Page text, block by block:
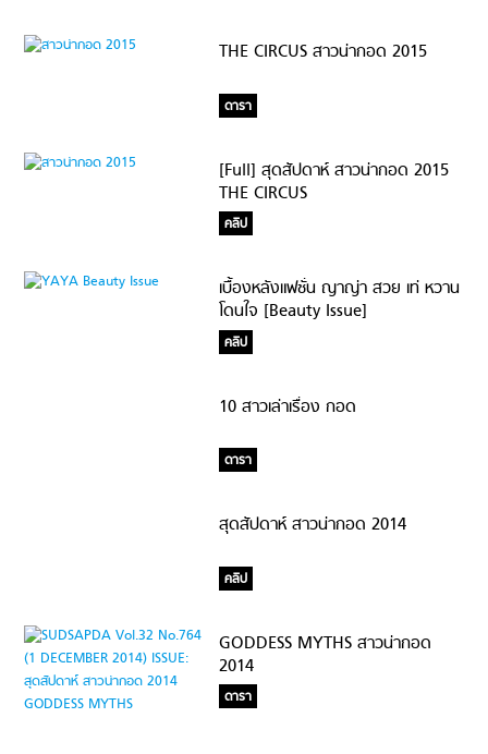
THE CIRCUS สาวน่ากอด 2015
ดารา
[Full] สุดสัปดาห์ สาวน่ากอด 2015
THE CIRCUS
คลิป
เบื้องหลังแฟชั่น ญาญ่า สวย เท่ หวาน
โดนใจ [Beauty Issue]
คลิป
10 สาวเล่าเรื่อง กอด
ดารา
สุดสัปดาห์ สาวน่ากอด 2014
คลิป
GODDESS MYTHS สาวน่ากอด
2014
ดารา